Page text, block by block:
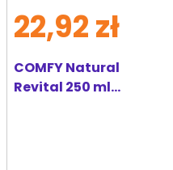
COMFY Natural
Revital 250 ml
22,92 zł